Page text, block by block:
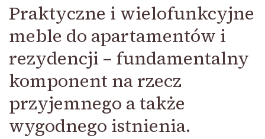
Praktyczne i wielofunkcyjne
meble do apartamentów i
rezydencji – fundamentalny
komponent na rzecz
przyjemnego a także
wygodnego istnienia.